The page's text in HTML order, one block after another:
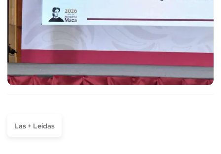
Las + Leídas